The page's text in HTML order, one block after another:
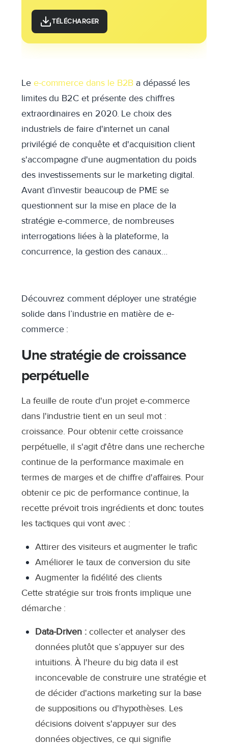
TÉLÉCHARGER
Lee-commerce dans le B2B a dépassé les
limites du B2C et présente des chiffres
extraordinaires en 2020. Le choix des
industriels de faire d'internet un canal
privilégié de conquête et d'acquisition client
s'accompagne d'une augmentation du poids
des investissements sur le marketing digital.
Avant d’investir beaucoup de PME se
questionnent sur la mise en place de la
stratégie e-commerce, de nombreuses
interrogations liées à la plateforme, la
concurrence, la gestion des canaux…
Découvrez comment déployer une stratégie
solide dans l’industrie en matière de e-
commerce :
Une stratégie de croissance
perpétuelle
La feuille de route d'un projet e-commerce
dans l'industrie tient en un seul mot :
croissance. Pour obtenir cette croissance
perpétuelle, il s'agit d'être dans une recherche
continue de la performance maximale en
termes de marges et de chiffre d'affaires. Pour
obtenir ce pic de performance continue, la
recette prévoit trois ingrédients et donc toutes
les tactiques qui vont avec :
Attirer des visiteurs et augmenter le trafic
Améliorer le taux de conversion du site
Augmenter la fidélité des clients
Cette stratégie sur trois fronts implique une
démarche :
Data-Driven : collecter et analyser des
données plutôt que s’appuyer sur des
intuitions. À l'heure du big data il est
inconcevable de construire une stratégie et
de décider d'actions marketing sur la base
de suppositions ou d'hypothèses. Les
décisions doivent s'appuyer sur des
données objectives, ce qui signifie